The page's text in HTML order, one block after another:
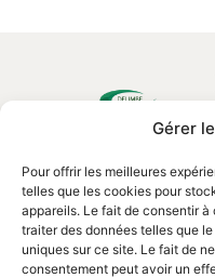
Gérer
Pour offrir les meilleures
telles que les cookies pour
appareils. Le fait de consentir
traiter des données telles que
uniques sur ce site. Le fait de
consentement peut avoir un
Delimbe
de
Bonport
27340,
Pont de